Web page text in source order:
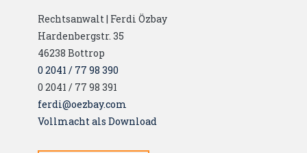
Rechtsanwalt | Ferdi Özbay
Hardenbergstr. 35
46238 Bottrop
0 2041 / 77 98 390
0 2041 / 77 98 391
ferdi@oezbay.com
Vollmacht als Download